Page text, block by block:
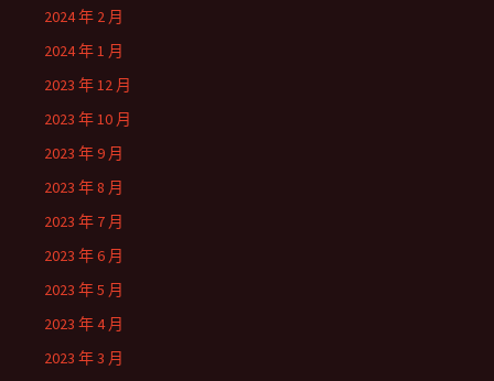
2024 年 2 月
2024 年 1 月
2023 年 12 月
2023 年 10 月
2023 年 9 月
2023 年 8 月
2023 年 7 月
2023 年 6 月
2023 年 5 月
2023 年 4 月
2023 年 3 月